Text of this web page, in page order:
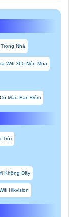
Nhà
Wifi 360 Nên Mua
Màu Ban Đêm
Trời
Không Dây
Hikvision